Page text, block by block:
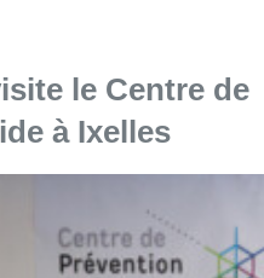
le Centre de
à Ixelles